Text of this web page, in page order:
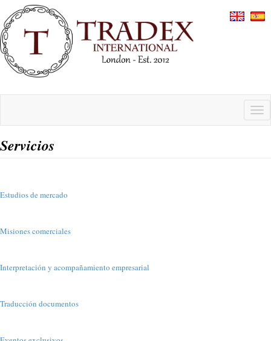
al
contenido
principal
Servicios
Estudios de mercado
Misiones comerciales
Interpretación y acompañamiento empresarial
Traducción documentos